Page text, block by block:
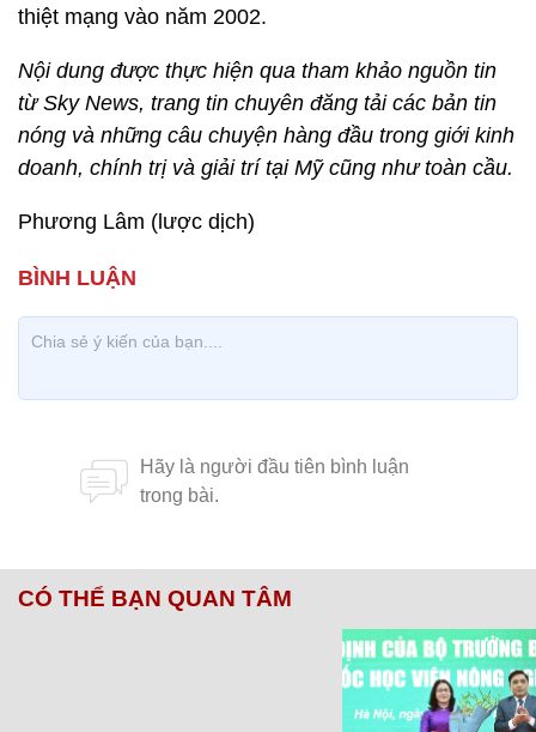
thiệt mạng vào năm 2002.
Nội dung được thực hiện qua tham khảo nguồn tin
từ Sky News, trang tin chuyên đăng tải các bản tin
nóng và những câu chuyện hàng đầu trong giới kinh
doanh, chính trị và giải trí tại Mỹ cũng như toàn cầu.
Phương Lâm (lược dịch)
CÓ THỂ BẠN QUAN TÂM